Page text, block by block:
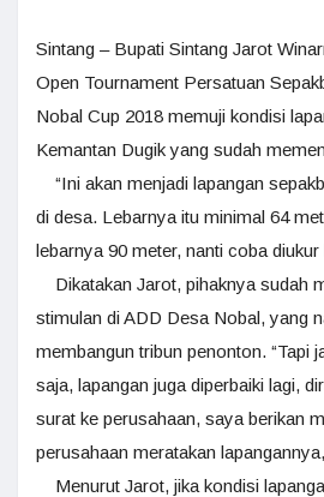
Sintang – Bupati Sintang Jarot
Open Tournament Persatuan
Nobal Cup 2018 memuji kondisi
Kemantan Dugik yang sudah
“Ini akan menjadi lapangan
di desa. Lebarnya itu minimal 64
lebarnya 90 meter, nanti coba diukur
Dikatakan Jarot, pihaknya sudah
stimulan di ADD Desa Nobal, yang
membangun tribun penonton. “Tapi
saja, lapangan juga diperbaiki lagi,
surat ke perusahaan, saya berikan
perusahaan meratakan
Menurut Jarot, jika kondisi